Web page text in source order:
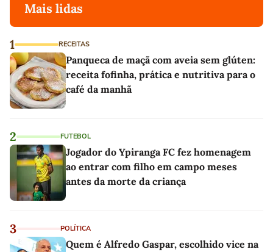
Mais lidas
1 RECEITAS
Panqueca de maçã com aveia sem glúten:
receita fofinha, prática e nutritiva para o
café da manhã
2 FUTEBOL
Jogador do Ypiranga FC fez homenagem
ao entrar com filho em campo meses
antes da morte da criança
3 POLÍTICA
Quem é Alfredo Gaspar, escolhido vice na